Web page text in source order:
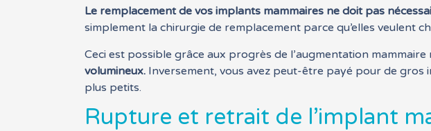
Le remplacement de vos implants mammaires ne doit pas
simplement la chirurgie de remplacement parce qu’elles veulent
Ceci est possible grâce aux progrès de l’augmentation
volumineux. Inversement, vous avez peut-être payé pour de
plus petits.
Rupture et retrait de l’implant